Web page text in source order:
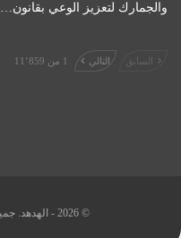
والجمارك لتعزيز الوعي بقانون…
السابق التالي 1 من 11٬859
© 2026 - الهدهد. جميع الحقوق محفوظة لدى موقع.